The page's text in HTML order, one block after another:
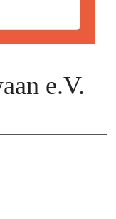
e.V.